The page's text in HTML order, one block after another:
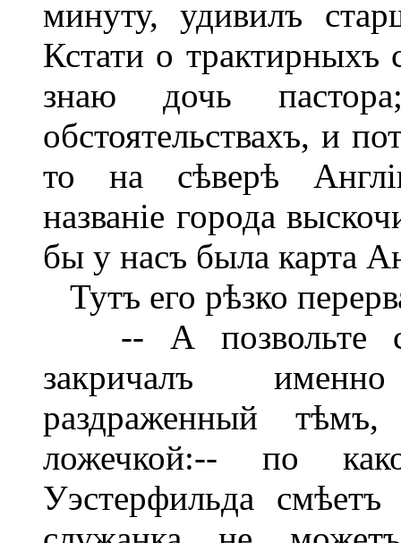
минуту, удивилъ
Кстати о трактирныхъ
знаю дочь
обстоятельствахъ, и
то на сѣверѣ
названіе города
бы у насъ была карта
Тутъ его рѣзко
-- А позвольте
закричалъ
раздраженный
ложечкой:-- по
Уэстерфильда смѣетъ